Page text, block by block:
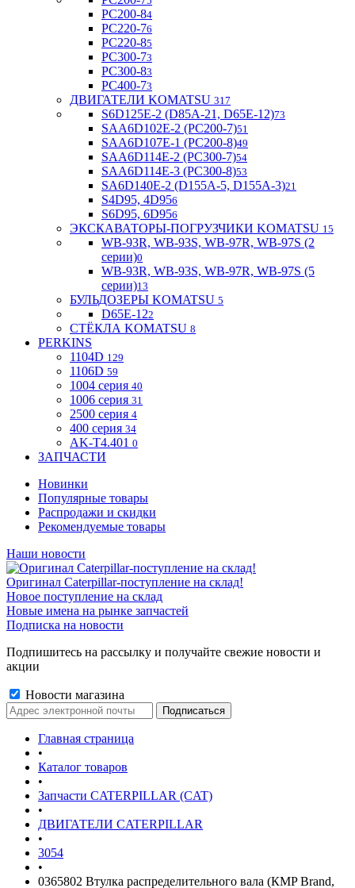
PC200-84
PC220-76
PC220-85
PC300-73
PC300-83
PC400-73
ДВИГАТЕЛИ KOMATSU 317
S6D125E-2 (D85A-21, D65E-12)73
SAA6D102E-2 (PC200-7)51
SAA6D107E-1 (PC200-8)49
SAA6D114E-2 (PC300-7)54
SAA6D114E-3 (PC300-8)53
SA6D140E-2 (D155A-5, D155A-3)21
S4D95, 4D956
S6D95, 6D956
ЭКСКАВАТОРЫ-ПОГРУЗЧИКИ KOMATSU 15
WB-93R, WB-93S, WB-97R, WB-97S (2
серии)0
WB-93R, WB-93S, WB-97R, WB-97S (5
серии)13
БУЛЬДОЗЕРЫ KOMATSU 5
D65E-122
СТЁКЛА KOMATSU 8
PERKINS
1104D 129
1106D 59
1004 серия 40
1006 серия 31
2500 серия 4
400 серия 34
AK-T4.401 0
ЗАПЧАСТИ
Новинки
Популярные товары
Распродажи и скидки
Рекомендуемые товары
Наши новости
Оригинал Caterpillar-поступление на склад!
Новое поступление на склад
Новые имена на рынке запчастей
Подписка на новости
Подпишитесь на рассылку и получайте свежие новости и
акции
Новости магазина
Главная страница
•
Каталог товаров
•
Запчасти CATERPILLAR (CAT)
•
ДВИГАТЕЛИ CATERPILLAR
•
3054
•
0365802 Втулка распределительного вала (КMP Brand,